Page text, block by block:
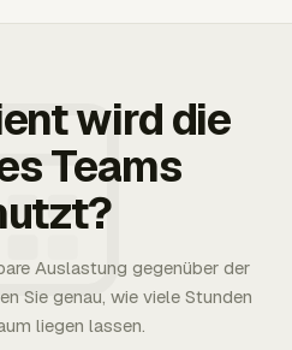
wird die
Teams
Auslastung gegenüber der
Sie genau, wie viele Stunden
liegen lassen.